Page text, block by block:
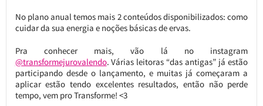
No plano anual temos mais 2 conteúdos disponibilizados: como
cuidar da sua energia e noções básicas de ervas.
Pra conhecer mais, vão lá no instagram
@transformejurovalendo. Várias leitoras “das antigas” já estão
participando desde o lançamento, e muitas já começaram a
aplicar estão tendo excelentes resultados, então não perde
tempo, vem pro Transforme! <3